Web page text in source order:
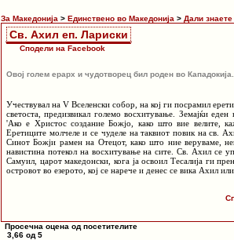
За Македонија > Единствено во Македонија > Дали знаете
Св. Ахил еп. Лариски
Сподели на Facebook
Овој голем ерарх и чудотворец бил роден во Кападокија.
Учествувал на V Вселенски собор, на кој ги посрамил
светоста, предизвикал големо восхитување. Земајќи
'Ако е Христос создание Божјо, како што вие велите,
Еретиците молчеле и се чуделе на таквиот повик на св.
Синот Божји рамен на Отецот, како што ние веруваме,
навистина потекол на восхитување на сите. Св. Ахил се
Самуил, царот македонски, кога ја освоил Тесалија ги
островот во езерото, кој се нарече и денес се вика Ахил
Просечна оцена од посетителите
3,66 од 5